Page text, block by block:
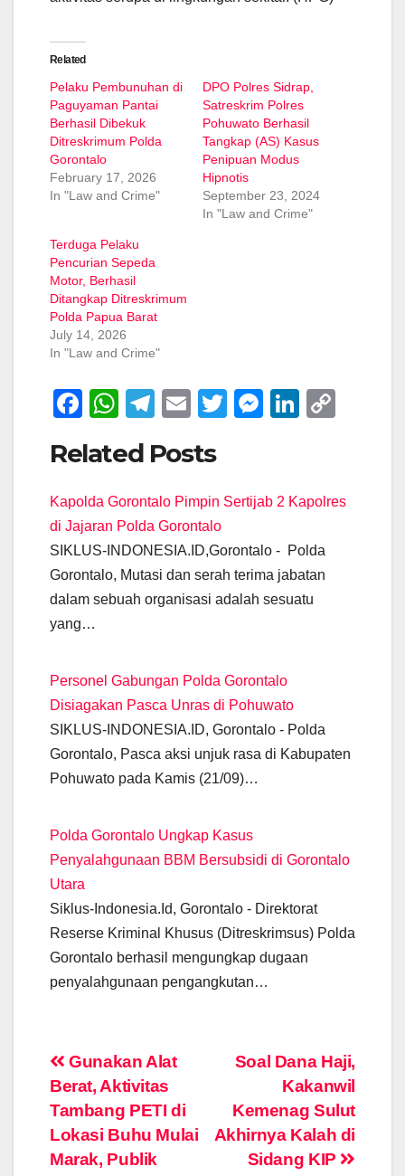
Related
Pelaku Pembunuhan di
Paguyaman Pantai
Berhasil Dibekuk
Ditreskrimum Polda
Gorontalo
February 17, 2026
In "Law and Crime"
DPO Polres Sidrap,
Satreskrim Polres
Pohuwato Berhasil
Tangkap (AS) Kasus
Penipuan Modus
Hipnotis
September 23, 2024
In "Law and Crime"
Terduga Pelaku
Pencurian Sepeda
Motor, Berhasil
Ditangkap Ditreskrimum
Polda Papua Barat
July 14, 2026
In "Law and Crime"
F
c
e
b
o
o
k
W
at
s
A
p
p
T
e
gr
a
m
E
ail
T
er
M
e
g
er
Li
e
dI
n
y
Related Posts
Kapolda Gorontalo Pimpin Sertijab 2 Kapolres
di Jajaran Polda Gorontalo
SIKLUS-INDONESIA.ID,Gorontalo - Polda
Gorontalo, Mutasi dan serah terima jabatan
dalam sebuah organisasi adalah sesuatu
yang…
Personel Gabungan Polda Gorontalo
Disiagakan Pasca Unras di Pohuwato
SIKLUS-INDONESIA.ID, Gorontalo - Polda
Gorontalo, Pasca aksi unjuk rasa di Kabupaten
Pohuwato pada Kamis (21/09)…
Polda Gorontalo Ungkap Kasus
Penyalahgunaan BBM Bersubsidi di Gorontalo
Utara
Siklus-Indonesia.Id, Gorontalo - Direktorat
Reserse Kriminal Khusus (Ditreskrimsus) Polda
Gorontalo berhasil mengungkap dugaan
penyalahgunaan pengangkutan…
Post
navigation
Soal Dana Haji,
Kakanwil
Kemenag Sulut
Akhirnya Kalah di
Sidang KIP
Gunakan Alat
Berat, Aktivitas
Tambang PETI di
Lokasi Buhu Mulai
Marak, Publik